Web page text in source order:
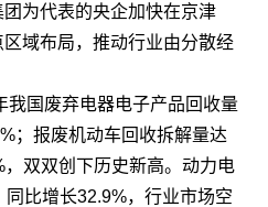
为代表的央企加快在京津
域布局，推动行业由分散经
国废弃电器电子产品回收量
；报废机动车回收拆解量达
双双创下历史新高。动力电
比增长32.9%，行业市场空